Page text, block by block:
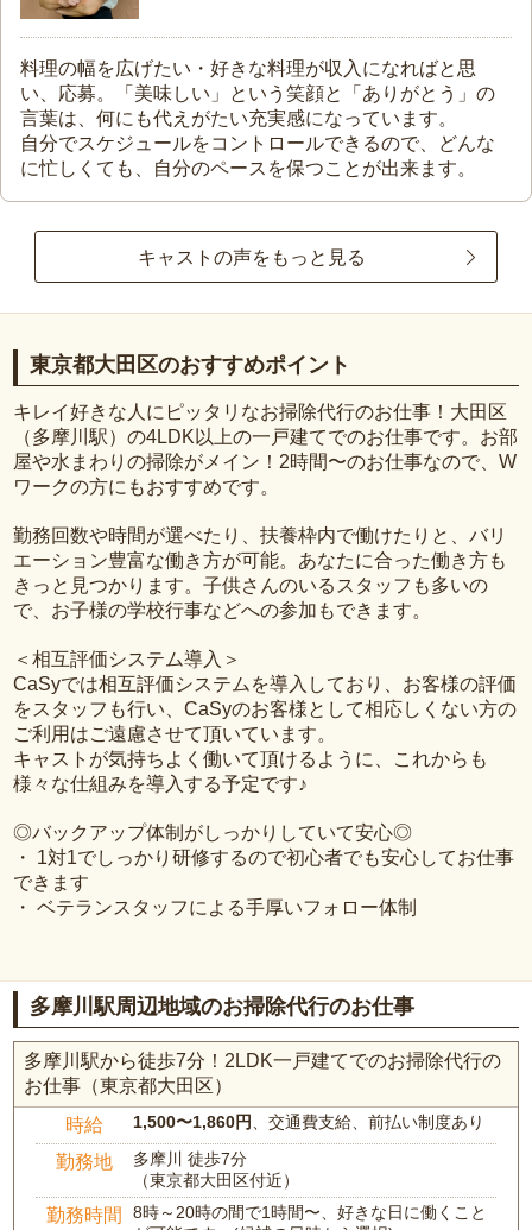
料理の幅を広げたい・好きな料理が収入になればと思
い、応募。「美味しい」という笑顔と「ありがとう」の
言葉は、何にも代えがたい充実感になっています。
自分でスケジュールをコントロールできるので、どんな
に忙しくても、自分のペースを保つことが出来ます。
キャストの声をもっと見る
東京都大田区のおすすめポイント
キレイ好きな人にピッタリなお掃除代行のお仕事！大田区
（多摩川駅）の4LDK以上の一戸建てでのお仕事です。お部
屋や水まわりの掃除がメイン！2時間〜のお仕事なので、W
ワークの方にもおすすめです。
勤務回数や時間が選べたり、扶養枠内で働けたりと、バリ
エーション豊富な働き方が可能。あなたに合った働き方も
きっと見つかります。子供さんのいるスタッフも多いの
で、お子様の学校行事などへの参加もできます。
＜相互評価システム導入＞
CaSyでは相互評価システムを導入しており、お客様の評価
をスタッフも行い、CaSyのお客様として相応しくない方の
ご利用はご遠慮させて頂いています。
キャストが気持ちよく働いて頂けるように、これからも
様々な仕組みを導入する予定です♪
◎バックアップ体制がしっかりしていて安心◎
・ 1対1でしっかり研修するので初心者でも安心してお仕事
できます
・ ベテランスタッフによる手厚いフォロー体制
多摩川駅周辺地域のお掃除代行のお仕事
多摩川駅から徒歩7分！2LDK一戸建てでのお掃除代行の
お仕事（東京都大田区）
時給 1,500〜1,860円、交通費支給、前払い制度あり
勤務地
多摩川 徒歩7分
（東京都大田区付近）
勤務時間
8時～20時の間で1時間〜、好きな日に働くこと